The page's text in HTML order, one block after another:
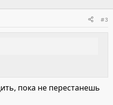
#3
пока не перестанешь